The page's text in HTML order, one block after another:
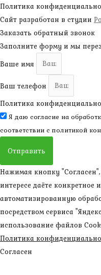
Политика
Сайт разработан в студии
Заказать обратный звонок
Заполните форму и мы
Ваше имя
Ваш телефон
Политика
Я даю согласие на
соответствии с политикой
Отправить
Нажимая кнопку
интересе даёте конкретное
автоматизированную
посредством сервиса
использование файлов
Политика
Согласен